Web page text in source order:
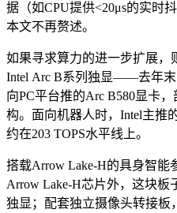
据（如CPU提供<20μs的实时
本文不再赘述。
如果寻求算力的进一步扩展，
Intel Arc B系列独显——去年末
向PC平台推的Arc B580显卡，
构。面向机器人时，Intel主推
约在203 TOPS水平线上。
搭载Arrow Lake-H的具身智能
Arrow Lake-H芯片外，这块
独显；配套独立摄像头转接板